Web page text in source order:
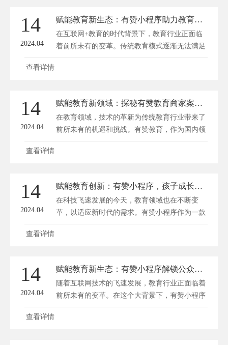
程序为教育公众号提供了一个便捷、高效的在线
教育平台。在这...
14
2024.04
赋能教育新生态：有赞小程序助力教育公众号华丽转身
在互联网+教育的时代背景下，教育行业正面临
着前所未有的变革。传统教育模式逐渐无法满足
用户多样化、个性化的需求，教育机构亟需寻求
实现教育资源的优化配置，提升教育服务质量。
一、教育新生态的...
查看详情
14
2024.04
赋能教育新领域：探秘有赞教育商家案例与小程序创新实践
在教育领域，技术的革新为传统教育行业带来了
前所未有的机遇和挑战。有赞教育，作为国内领
先的教育解决方案提供商，一直致力于通过科技
序创新实践，展示赋能教育新领域的无限可能。
一、有赞教育商...
查看详情
14
2024.04
赋能教育创新：有赞小程序，孩子成长的智慧伙伴
在科技飞速发展的今天，教育领域也在不断变
革，以适应新时代的需求。有赞小程序作为一款
创新的科技产品，以其独特的优势，成为孩子成
方面，探讨有赞小程序如何赋能教育创新，助力
孩子成长。 一、个性化学...
查看详情
14
2024.04
赋能教育新生态：有赞小程序解锁公众号增长新姿势
随着互联网技术的飞速发展，教育行业正面临着
前所未有的变革。在这个大背景下，有赞小程序
以其独特的优势，成功解锁了公众号增长的新姿
查看详情